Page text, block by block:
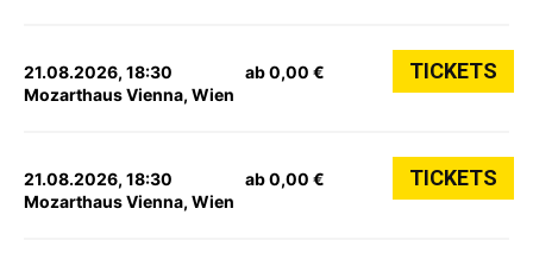
21.08.2026, 18:30
Mozarthaus Vienna, Wien
ab 0,00 € TICKETS
21.08.2026, 18:30
Mozarthaus Vienna, Wien
ab 0,00 € TICKETS